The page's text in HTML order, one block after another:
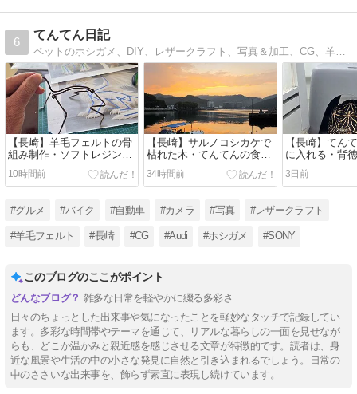
6
てんてん日記
ペットのホシガメ、DIY、レザークラフト、写真＆加工、CG、羊毛フェルト等、多趣味おやじのブログです。バイクメインのブログでしたが、手放してしまいました。最近は、わが家のご飯とポケモンGOの記事が多いです。
【長崎】羊毛フェルトの骨
組み制作・ソフトレジンを
接着剤に・夏の遠足
21km・てんてんの食事記
10時間前
【長崎】サルノコシカケで
枯れた木・てんてんの食
事・朝焼け・初盆参り・お
盆の予定
34時間前
【長崎】てん
に入れる・背
リモート交換
3日前
#グルメ #バイク #自動車 #カメラ #写真 #レザークラフト
#羊毛フェルト #長崎 #CG #Audi #ホシガメ #SONY
このブログのここがポイント
雑多な日常を軽やかに綴る多彩さ
日々のちょっとした出来事や気になったことを軽妙なタッチで記録してい
ます。多彩な時間帯やテーマを通じて、リアルな暮らしの一面を見せなが
らも、どこか温かみと親近感を感じさせる文章が特徴的です。読者は、身
近な風景や生活の中の小さな発見に自然と引き込まれるでしょう。日常の
中のささいな出来事を、飾らず素直に表現し続けています。